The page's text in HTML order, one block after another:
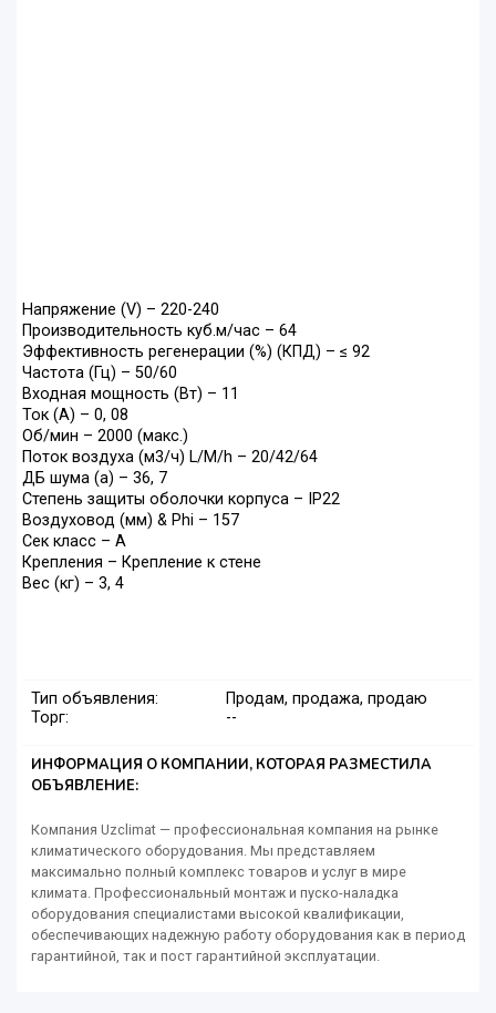
Напряжение (V) – 220-240
Производительность куб.м/час – 64
Эффективность регенерации (%) (КПД) – ≤ 92
Частота (Гц) – 50/60
Входная мощность (Вт) – 11
Ток (А) – 0, 08
Об/мин – 2000 (макс.)
Поток воздуха (м3/ч) L/M/h – 20/42/64
ДБ шума (а) – 36, 7
Степень защиты оболочки корпуса – IP22
Воздуховод (мм) & Phi – 157
Сек класс – А
Крепления – Крепление к стене
Вес (кг) – 3, 4
Тип объявления:
Продам, продажа, продаю
Торг:
--
ИНФОРМАЦИЯ О КОМПАНИИ, КОТОРАЯ РАЗМЕСТИЛА
ОБЪЯВЛЕНИЕ:
Компания Uzclimat — профессиональная компания на рынке
климатического оборудования. Мы представляем
максимально полный комплекс товаров и услуг в мире
климата. Профессиональный монтаж и пуско-наладка
оборудования специалистами высокой квалификации,
обеспечивающих надежную работу оборудования как в период
гарантийной, так и пост гарантийной эксплуатации.